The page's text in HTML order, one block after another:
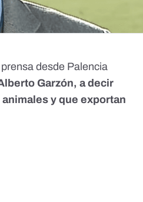
desde Palencia
Garzón, a decir
y que exportan